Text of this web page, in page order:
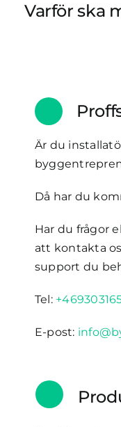
Varför ska
Är du
Då har du
Har du frågor
att kontakta
support du
Tel:
E-post: